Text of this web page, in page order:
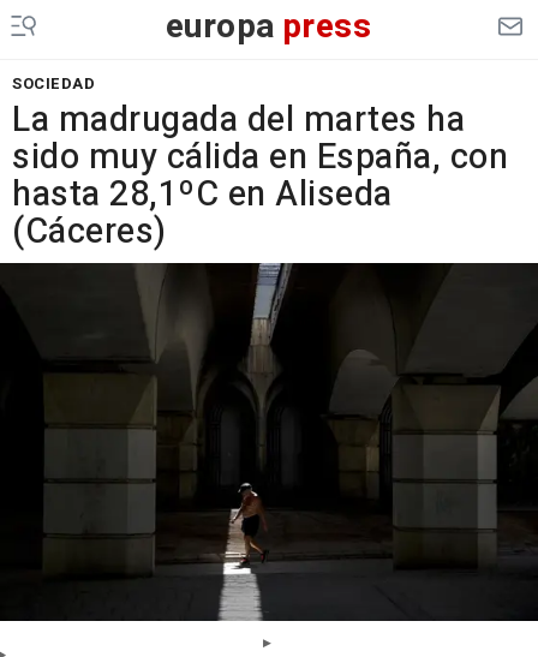
europa press
SOCIEDAD
La madrugada del martes ha
sido muy cálida en España, con
hasta 28,1ºC en Aliseda
(Cáceres)